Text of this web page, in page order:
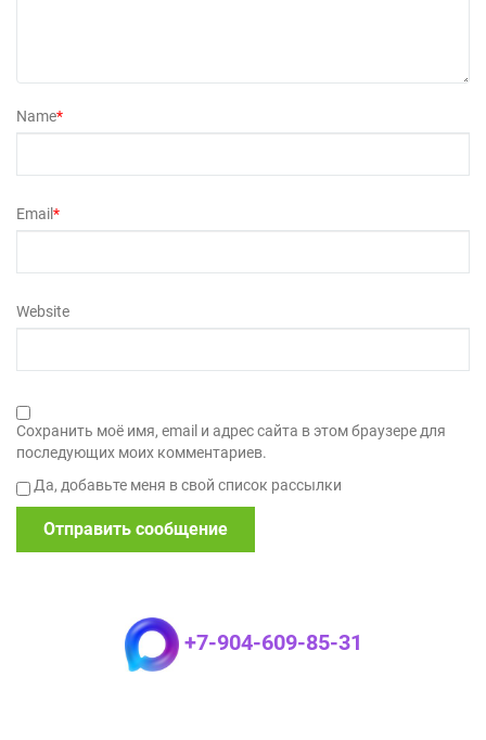
Name*
Email*
Website
Сохранить моё имя, email и адрес сайта в этом браузере для
последующих моих комментариев.
Да, добавьте меня в свой список рассылки
+7-904-609-85-31